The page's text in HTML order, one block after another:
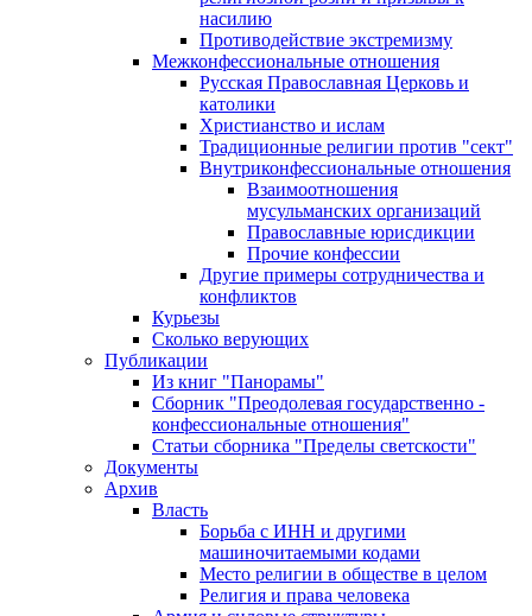
насилию
Противодействие экстремизму
Межконфессиональные отношения
Русская Православная Церковь и
католики
Христианство и ислам
Традиционные религии против "сект"
Внутриконфессиональные отношения
Взаимоотношения
мусульманских организаций
Православные юрисдикции
Прочие конфессии
Другие примеры сотрудничества и
конфликтов
Курьезы
Сколько верующих
Публикации
Из книг "Панорамы"
Сборник "Преодолевая государственно -
конфессиональные отношения"
Статьи сборника "Пределы светскости"
Документы
Архив
Власть
Борьба с ИНН и другими
машиночитаемыми кодами
Место религии в обществе в целом
Религия и права человека